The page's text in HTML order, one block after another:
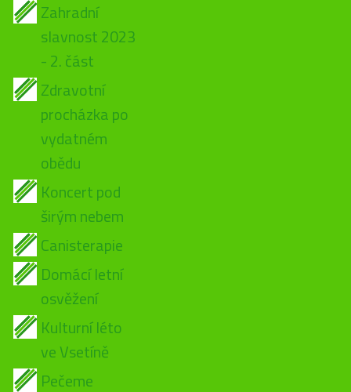
Zahradní
slavnost 2023
- 2. část
Zdravotní
procházka po
vydatném
obědu
Koncert pod
širým nebem
Canisterapie
Domácí letní
osvěžení
Kulturní léto
ve Vsetíně
Pečeme